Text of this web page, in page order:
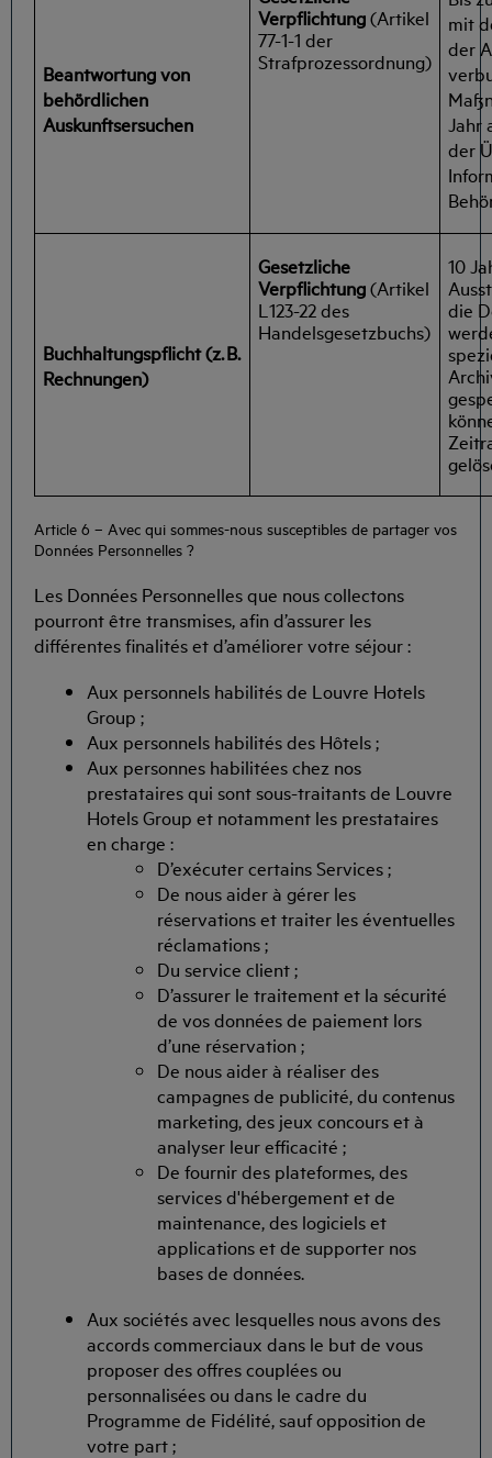
Beantwortung von
behördlichen
Auskunftsersuchen
Verpflichtung(Artikel
77-1-1 der
Strafprozessordnung)
mit
der
Jahr
der
Buchhaltungspflicht (z.B.
Rechnungen)
Gesetzliche
Verpflichtung(Artikel
L123-22 des
Handelsgesetzbuchs)
10
die
Article 6 – Avec qui sommes-nous susceptibles de partager vos
Données Personnelles ?
Les Données Personnelles que nous collectons
pourront être transmises, afin d’assurer les
différentes finalités et d’améliorer votre séjour :
Aux personnels habilités de Louvre Hotels
Group ;
Aux personnels habilités des Hôtels ;
Aux personnes habilitées chez nos
prestataires qui sont sous-traitants de Louvre
Hotels Group et notamment les prestataires
en charge :
D’exécuter certains Services ;
De nous aider à gérer les
réservations et traiter les éventuelles
réclamations ;
Du service client ;
D’assurer le traitement et la sécurité
de vos données de paiement lors
d’une réservation ;
De nous aider à réaliser des
campagnes de publicité, du contenus
marketing, des jeux concours et à
analyser leur efficacité ;
De fournir des plateformes, des
services d'hébergement et de
maintenance, des logiciels et
applications et de supporter nos
bases de données.
Aux sociétés avec lesquelles nous avons des
accords commerciaux dans le but de vous
proposer des offres couplées ou
personnalisées ou dans le cadre du
Programme de Fidélité, sauf opposition de
votre part ;